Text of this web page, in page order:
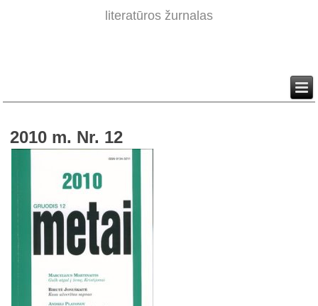
literatūros žurnalas
2010 m. Nr. 12